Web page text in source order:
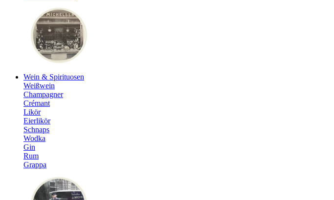
Wein & Spirituosen
Weißwein
Champagner
Crémant
Likör
Eierlikör
Schnaps
Wodka
Gin
Rum
Grappa